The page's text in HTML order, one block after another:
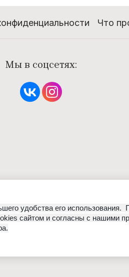
Что
Мы в соцсетях:
удобства его использования.
сайтом и согласны с нашими